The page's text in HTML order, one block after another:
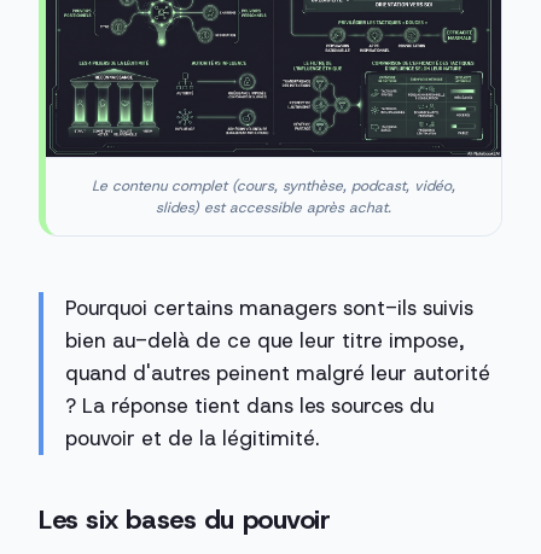
Le contenu complet (cours, synthèse, podcast, vidéo,
slides) est accessible après achat.
Pourquoi certains managers sont-ils suivis
bien au-delà de ce que leur titre impose,
quand d'autres peinent malgré leur autorité
? La réponse tient dans les sources du
pouvoir et de la légitimité.
Les six bases du pouvoir